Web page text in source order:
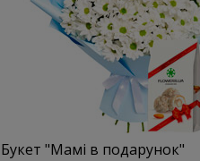
Букет "Мамі в подарунок"